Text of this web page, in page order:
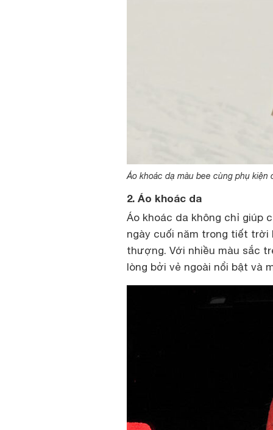
Áo khoác dạ màu bee cùng phụ
2. Áo khoác da
Áo khoác da không chỉ giúp
ngày cuối năm trong tiết
thượng. Với nhiều màu sắc
lòng bởi vẻ ngoài nổi bật và